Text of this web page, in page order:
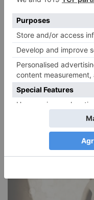
Narzissmus in der